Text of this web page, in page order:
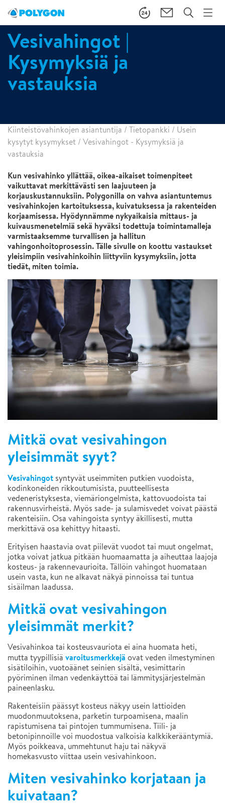
Vesivahingot |
Kysymyksiä ja
vastauksia
Kiinteistövahinkojen asiantuntija / Tietopankki / Usein
kysytyt kysymykset / Vesivahingot - Kysymyksiä ja
vastauksia
Kun vesivahinko yllättää, oikea-aikaiset toimenpiteet
vaikuttavat merkittävästi sen laajuuteen ja
korjauskustannuksiin. Polygonilla on vahva asiantuntemus
vesivahinkojen kartoituksessa, kuivatuksessa ja rakenteiden
korjaamisessa. Hyödynnämme nykyaikaisia mittaus- ja
kuivausmenetelmiä sekä hyväksi todettuja toimintamalleja
varmistaaksemme turvallisen ja hallitun
vahingonhoitoprosessin. Tälle sivulle on koottu vastaukset
yleisimpiin vesivahinkoihin liittyviin kysymyksiin, jotta
tiedät, miten toimia.
Mitkä ovat vesivahingon
yleisimmät syyt?
Vesivahingot syntyvät useimmiten putkien vuodoista,
kodinkoneiden rikkoutumisista, puutteellisesta
vedeneristyksesta, viemäriongelmista, kattovuodoista tai
rakennusvirheistä. Myös sade- ja sulamisvedet voivat päästä
rakenteisiin. Osa vahingoista syntyy äkillisesti, mutta
merkittävä osa kehittyy hitaasti.
Erityisen haastavia ovat piilevät vuodot tai muut ongelmat,
jotka voivat jatkua pitkään huomaamatta ja aiheuttaa laajoja
kosteus- ja rakennevaurioita. Tällöin vahingot huomataan
usein vasta, kun ne alkavat näkyä pinnoissa tai tuntua
sisäilman laadussa.
Mitkä ovat vesivahingon
yleisimmät merkit?
Vesivahinkoa tai kosteusvauriota ei aina huomata heti,
mutta tyypillisiä varoitusmerkkejä ovat veden ilmestyminen
sisätiloihin, vuotoäänet seinien sisältä, vesimittarin
pyöriminen ilman vedenkäyttöä tai lämmitysjärjestelmän
paineenlasku.
Rakenteisiin päässyt kosteus näkyy usein lattioiden
muodonmuutoksena, parketin turpoamisena, maalin
rapistumisena tai pintojen tummumisena. Tiili- ja
betonipinnoille voi muodostua valkoisia kalkkikerääntymiä.
Myös poikkeava, ummehtunut haju tai näkyvä
homekasvusto viittaa usein vesivahinkoon.
Miten vesivahinko korjataan ja
kuivataan?